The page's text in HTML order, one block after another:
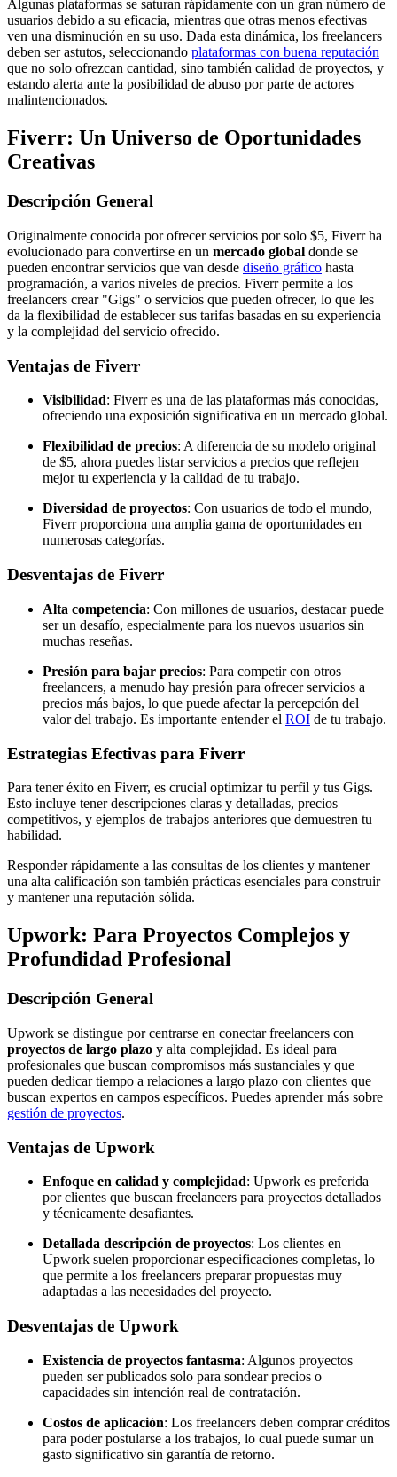
Algunas plataformas se saturan rápidamente con un gran número de
usuarios debido a su eficacia, mientras que otras menos efectivas
ven una disminución en su uso. Dada esta dinámica, los freelancers
deben ser astutos, seleccionando plataformas con buena reputación
que no solo ofrezcan cantidad, sino también calidad de proyectos, y
estando alerta ante la posibilidad de abuso por parte de actores
malintencionados.
Fiverr: Un Universo de Oportunidades
Creativas
Descripción General
Originalmente conocida por ofrecer servicios por solo $5, Fiverr ha
evolucionado para convertirse en un mercado global donde se
pueden encontrar servicios que van desde diseño gráfico hasta
programación, a varios niveles de precios. Fiverr permite a los
freelancers crear "Gigs" o servicios que pueden ofrecer, lo que les
da la flexibilidad de establecer sus tarifas basadas en su experiencia
y la complejidad del servicio ofrecido.
Ventajas de Fiverr
Visibilidad: Fiverr es una de las plataformas más conocidas,
ofreciendo una exposición significativa en un mercado global.
Flexibilidad de precios: A diferencia de su modelo original
de $5, ahora puedes listar servicios a precios que reflejen
mejor tu experiencia y la calidad de tu trabajo.
Diversidad de proyectos: Con usuarios de todo el mundo,
Fiverr proporciona una amplia gama de oportunidades en
numerosas categorías.
Desventajas de Fiverr
Alta competencia: Con millones de usuarios, destacar puede
ser un desafío, especialmente para los nuevos usuarios sin
muchas reseñas.
Presión para bajar precios: Para competir con otros
freelancers, a menudo hay presión para ofrecer servicios a
precios más bajos, lo que puede afectar la percepción del
valor del trabajo. Es importante entender el ROI de tu trabajo.
Estrategias Efectivas para Fiverr
Para tener éxito en Fiverr, es crucial optimizar tu perfil y tus Gigs.
Esto incluye tener descripciones claras y detalladas, precios
competitivos, y ejemplos de trabajos anteriores que demuestren tu
habilidad.
Responder rápidamente a las consultas de los clientes y mantener
una alta calificación son también prácticas esenciales para construir
y mantener una reputación sólida.
Upwork: Para Proyectos Complejos y
Profundidad Profesional
Descripción General
Upwork se distingue por centrarse en conectar freelancers con
proyectos de largo plazo y alta complejidad. Es ideal para
profesionales que buscan compromisos más sustanciales y que
pueden dedicar tiempo a relaciones a largo plazo con clientes que
buscan expertos en campos específicos. Puedes aprender más sobre
gestión de proyectos.
Ventajas de Upwork
Enfoque en calidad y complejidad: Upwork es preferida
por clientes que buscan freelancers para proyectos detallados
y técnicamente desafiantes.
Detallada descripción de proyectos: Los clientes en
Upwork suelen proporcionar especificaciones completas, lo
que permite a los freelancers preparar propuestas muy
adaptadas a las necesidades del proyecto.
Desventajas de Upwork
Existencia de proyectos fantasma: Algunos proyectos
pueden ser publicados solo para sondear precios o
capacidades sin intención real de contratación.
Costos de aplicación: Los freelancers deben comprar créditos
para poder postularse a los trabajos, lo cual puede sumar un
gasto significativo sin garantía de retorno.